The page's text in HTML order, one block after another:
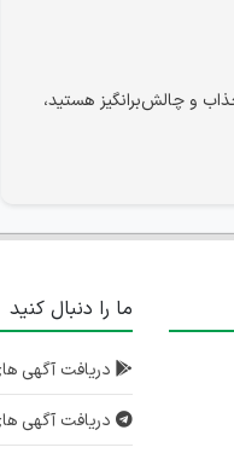
و چالش‌برانگیز هستید،
ما را دنبال کنید
دریافت آگهی
دریافت آگهی